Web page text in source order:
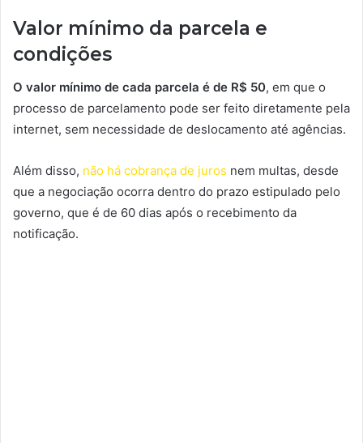
Valor mínimo da parcela e
condições
O valor mínimo de cada parcela é de R$ 50, em que o
processo de parcelamento pode ser feito diretamente pela
internet, sem necessidade de deslocamento até agências.
Além disso, não há cobrança de juros nem multas, desde
que a negociação ocorra dentro do prazo estipulado pelo
governo, que é de 60 dias após o recebimento da
notificação.